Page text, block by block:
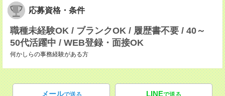
応募資格・条件
職種未経験OK / ブランクOK / 履歴書不要 / 40～
50代活躍中 / WEB登録・面接OK
何かしらの事務経験がある方
メールで送る LINEで送る